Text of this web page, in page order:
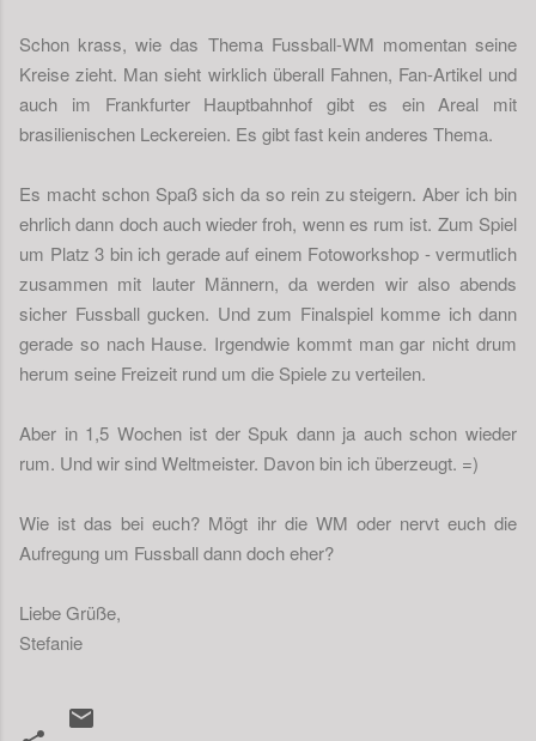
Schon krass, wie das Thema Fussball-WM momentan seine
Kreise zieht. Man sieht wirklich überall Fahnen, Fan-Artikel und
auch im Frankfurter Hauptbahnhof gibt es ein Areal mit
brasilienischen Leckereien. Es gibt fast kein anderes Thema.
Es macht schon Spaß sich da so rein zu steigern. Aber ich bin
ehrlich dann doch auch wieder froh, wenn es rum ist. Zum Spiel
um Platz 3 bin ich gerade auf einem Fotoworkshop - vermutlich
zusammen mit lauter Männern, da werden wir also abends
sicher Fussball gucken. Und zum Finalspiel komme ich dann
gerade so nach Hause. Irgendwie kommt man gar nicht drum
herum seine Freizeit rund um die Spiele zu verteilen.
Aber in 1,5 Wochen ist der Spuk dann ja auch schon wieder
rum. Und wir sind Weltmeister. Davon bin ich überzeugt. =)
Wie ist das bei euch? Mögt ihr die WM oder nervt euch die
Aufregung um Fussball dann doch eher?
Liebe Grüße,
Stefanie